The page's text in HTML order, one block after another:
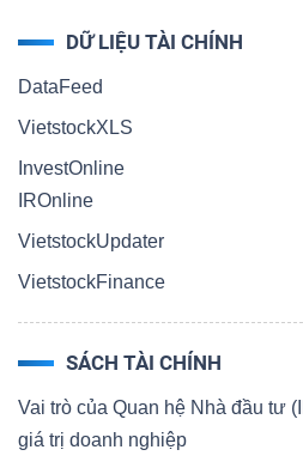
DỮ LIỆU TÀI CHÍNH
DataFeed
VietstockXLS
InvestOnline
IROnline
VietstockUpdater
VietstockFinance
SÁCH TÀI CHÍNH
Vai trò của Quan hệ Nhà đầu tư
giá trị doanh nghiệp